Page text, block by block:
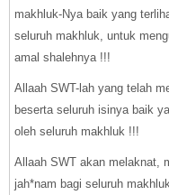
makhluk-Nya baik yang
seluruh makhluk, untuk
amal shalehnya !!!
Allaah SWT-lah yang telah
beserta seluruh isinya baik
oleh seluruh makhluk !!!
Allaah SWT akan melaknat,
jah*nam bagi seluruh